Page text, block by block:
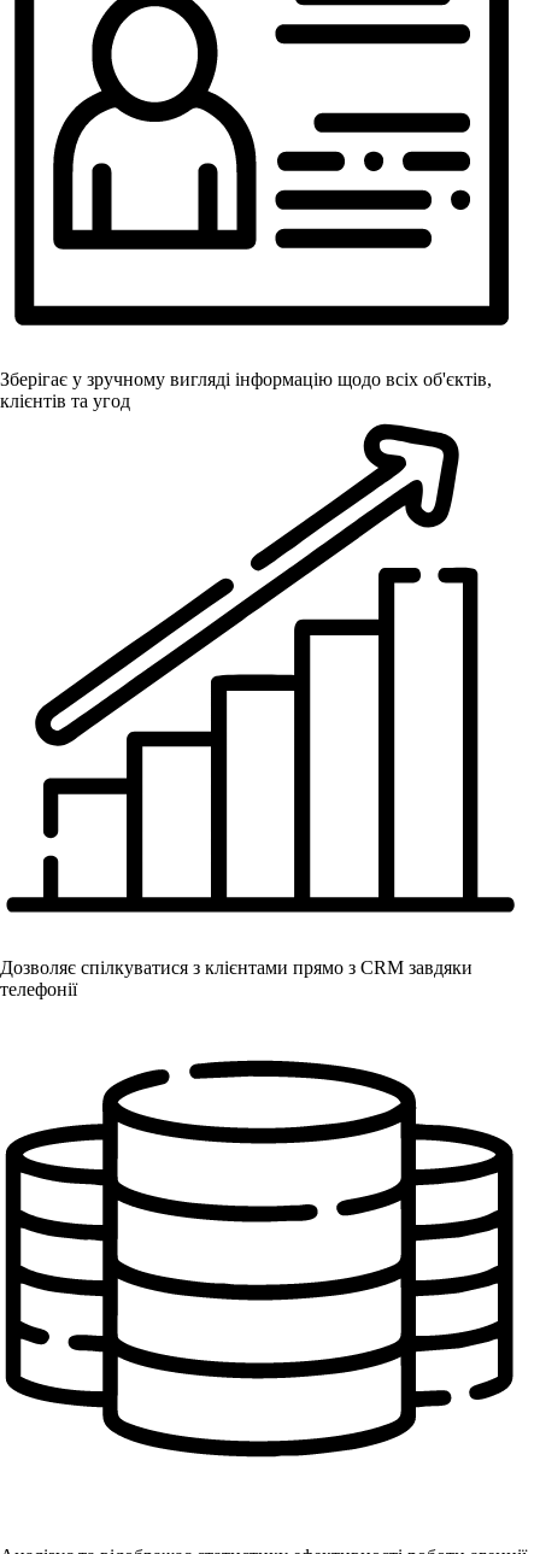
Зберігає у зручному вигляді інформацію щодо всіх об'єктів,
клієнтів та угод
Дозволяє спілкуватися з клієнтами прямо з CRM завдяки
телефонії